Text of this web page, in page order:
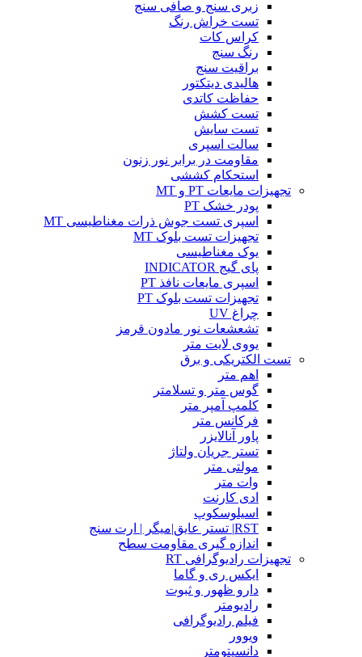
زبری سنج و صافی سنج
تست خراش رنگ
کراس کات
رنگ سنج
براقیت سنج
هالیدی دیتکتور
حفاظت کاتدی
تست کشش
تست سایش
سالت اسپری
مقاومت در برابر نور زنون
استحکام کششی
تجهیزات مایعات PT و MT
پودر خشک PT
اسپری تست جوش ذرات مغناطیسی MT
تجهیزات تست بلوک MT
یوک مغناطیسی
پای گیج INDICATOR
اسپری مایعات نافذ PT
تجهیزات تست بلوک PT
چراغ UV
تشعشعات نور مادون قرمز
یووی لایت متر
تست الکتریکی و برق
اهم متر
گوس متر و تسلامتر
کلمپ آمپر متر
فرکانس متر
پاور آنالایزر
تستر جریان ولتاژ
مولتی متر
وات متر
ادی کارنت
اسیلوسکوپ
RST| تستر عایق|میگر | ارت سنج
اندازه گیری مقاومت سطح
تجهیزات رادیوگرافی RT
ایکس ری و گاما
دارو ظهور و ثبوت
رادیومتر
فیلم رادیوگرافی
ویوور
دانسیتومتر